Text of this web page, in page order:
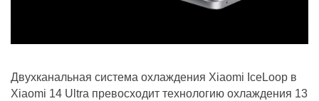
Двухканальная система охлаждения Xiaomi IceLoop в
Xiaomi 14 Ultra превосходит технологию охлаждения 13